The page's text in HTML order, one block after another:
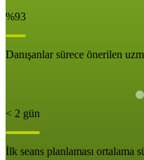
%93
Danışanlar sürece önerilen
< 2 gün
İlk seans planlaması ortalama